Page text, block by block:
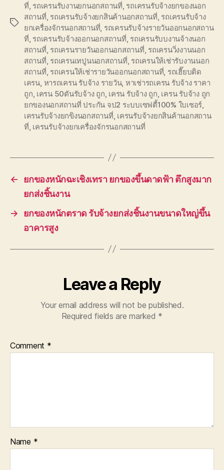
Tags
ที่ รถเครนรับงานยกนอกสถานที่ รถเครนรับจ้างยกของนอก
สถานที่ รถเครนรับจ้างยกสินค้านอกสถานที่ รถเครนรับจ้าง
ยกเครื่องจักรนอกสถานที่ รถเครนรับจ้างรายวันออกนอกสถาน
ที่ รถเครนรับจ้างออกนอกสถานที่ รถเครนรับบงานจ้างนอก
สถานที่ รถเครนรายวันออกนอกสถานที่ รถเครนวิ่งงานนอก
สถานที่ รถเครนเทปูนนอกสถานที่ รถเครนให้เช่ารับงานนอก
สถานที่ รถเครนให้เช่ารายวันออกนอกสถานที่ รถเฮี๊ยบติด
เครน หารถเครน รับจ้าง รายวัน, หาเช่ารถเครน รับจ้าง ราคา
ถูก เครน 50ตันรับจ้าง ถูก เครน รับจ้าง ถูก เครน รับจ้าง ถูก
ยกของนอกสถานที่ ประกัน จป2 ระบบเซฟตี้100% ใบเซอร์
เครนรับจ้างยกขิงนอกสถานที่ เครนรับจ้างยกสินค้านอกสถาน
ที่ เครนรับจ้างยกเครื่องจักรนอกสถานที่
←
ยกของหนักฉะเชิงเทรา ยกของขึ้นดาดฟ้า ตึกสูงมาก
ยกส่งชิ้นงาน
→
ยกของหนักตราด รับจ้างยกส่งชิ้นงานขนาดใหญ่ขึ้น
อาคารสูง
Leave a Reply
Your email address will not be published.
Required fields are marked *
Comment *
Name *